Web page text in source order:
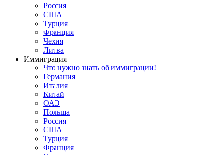
Россия
США
Турция
Франция
Чехия
Литва
Иммиграция
Что нужно знать об иммиграции!
Германия
Италия
Китай
ОАЭ
Польша
Россия
США
Турция
Франция